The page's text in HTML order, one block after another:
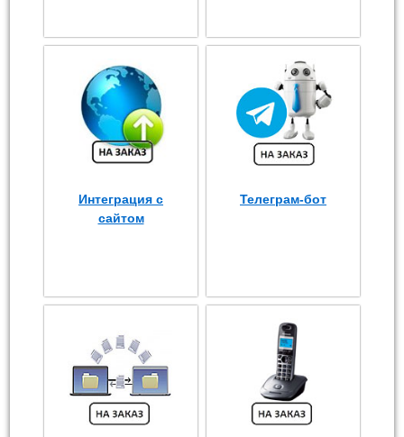
Интеграция с
сайтом
Телеграм-бот